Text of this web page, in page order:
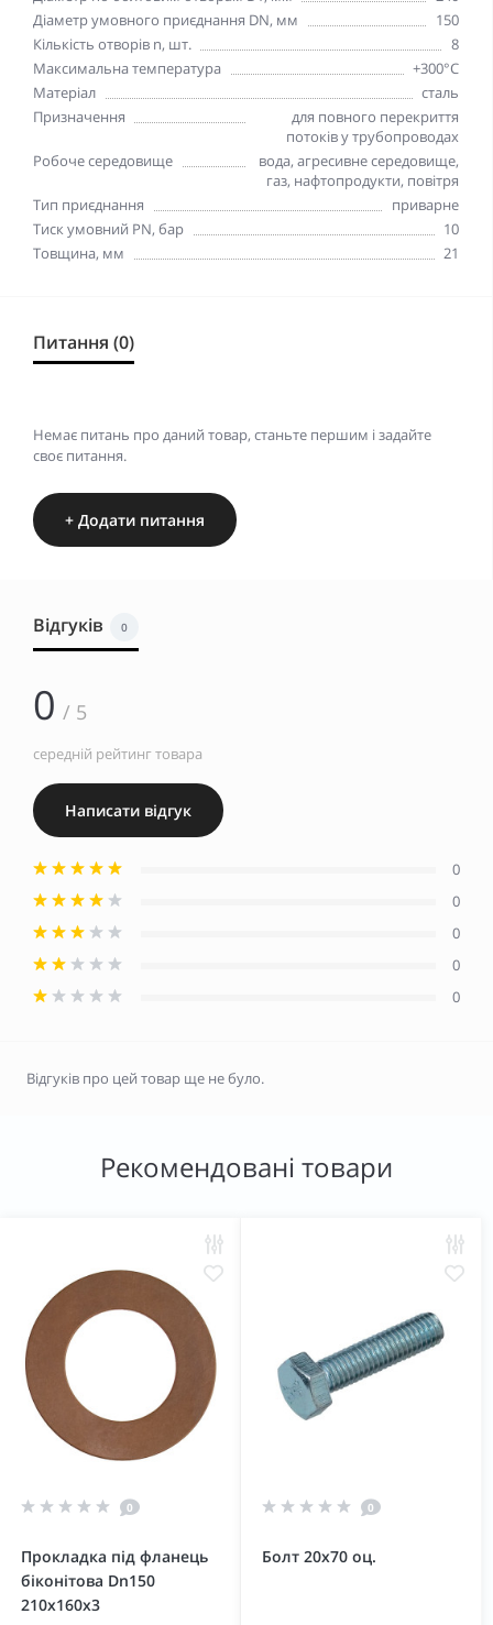
Діаметр умовного приєднання DN, мм
150
Кількість отворів n, шт.
8
Максимальна температура
+300°C
Матеріал
сталь
Призначення
для повного перекриття
потоків у трубопроводах
Робоче середовище
вода, агресивне середовище,
газ, нафтопродукти, повітря
Тип приєднання
приварне
Тиск умовний PN, бар
10
Товщина, мм
21
Питання (0)
Немає питань про даний товар, станьте першим і задайте
своє питання.
+ Додати питання
Відгуків 0
0 / 5
середній рейтинг товара
Написати відгук
0
0
0
0
0
Відгуків про цей товар ще не було.
Рекомендовані товари
0
Прокладка під фланець
біконітова Dn150
210х160х3
0
Болт 20х70 оц.